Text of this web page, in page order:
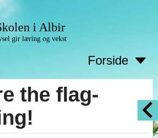
i Albir
gir læring og vekst
Forside
the flag-